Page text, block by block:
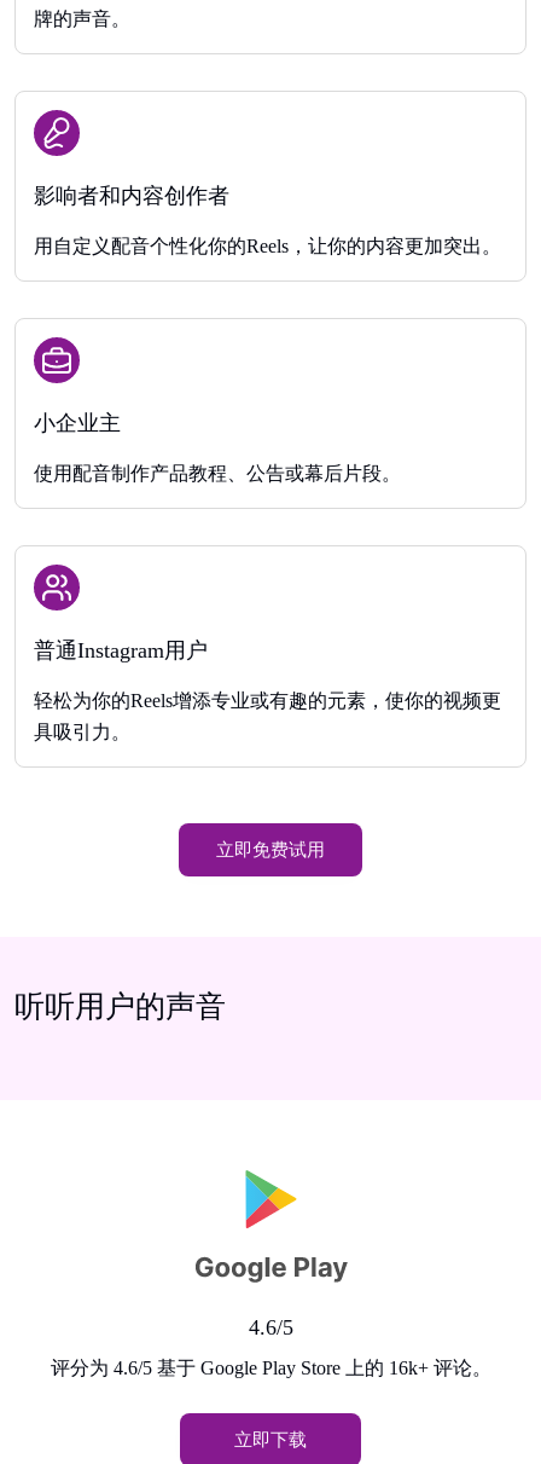
牌的声音。
影响者和内容创作者
用自定义配音个性化你的Reels，让你的内容更加突出。
小企业主
使用配音制作产品教程、公告或幕后片段。
普通Instagram用户
轻松为你的Reels增添专业或有趣的元素，使你的视频更
具吸引力。
立即免费试用
听听用户的声音
4.6/5
评分为 4.6/5 基于 Google Play Store 上的 16k+ 评论。
立即下载